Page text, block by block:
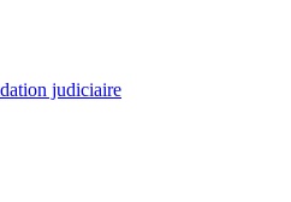
judiciaire